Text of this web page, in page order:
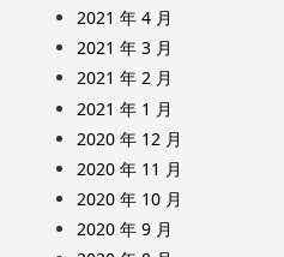
2021 年 4 月
2021 年 3 月
2021 年 2 月
2021 年 1 月
2020 年 12 月
2020 年 11 月
2020 年 10 月
2020 年 9 月